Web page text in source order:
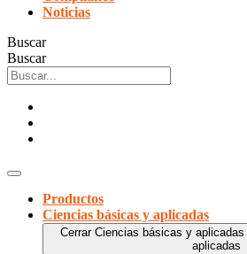
Noticias
Buscar
Buscar
Productos
Ciencias básicas y aplicadas
Cerrar Ciencias básicas y aplicadas
aplicadas